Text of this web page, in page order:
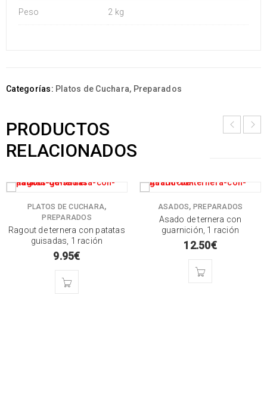
Peso 2 kg
Categorías: Platos de Cuchara, Preparados
PRODUCTOS
RELACIONADOS
PLATOS DE CUCHARA,
PREPARADOS
Ragout de ternera con patatas
guisadas, 1 ración
9.95€
ASADOS, PREPARADOS
Asado de ternera con
guarnición, 1 ración
12.50€